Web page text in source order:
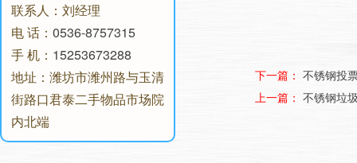
联系人：刘经理
电 话： 0536-8757315
手 机： 15253673288
地址：潍坊市潍州路与玉清
街路口君泰二手物品市场院
内北端
下一篇： 不锈钢投
上一篇： 不锈钢垃